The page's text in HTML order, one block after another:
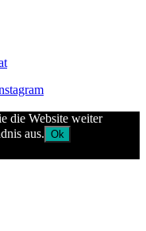
die Website weiter
aus. Ok